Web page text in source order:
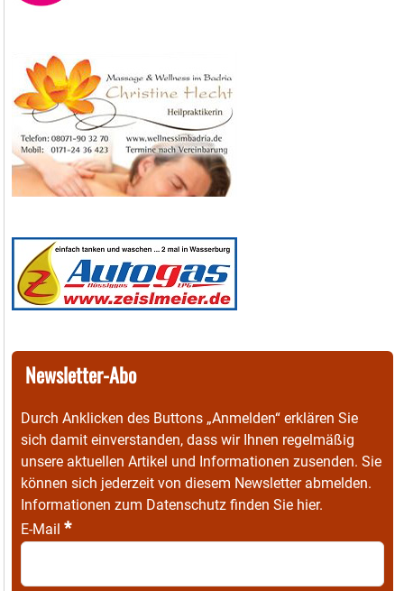
Newsletter-Abo
Durch Anklicken des Buttons „Anmelden“ erklären Sie
sich damit einverstanden, dass wir Ihnen regelmäßig
unsere aktuellen Artikel und Informationen zusenden. Sie
können sich jederzeit von diesem Newsletter abmelden.
Informationen zum Datenschutz finden Sie hier.
E-Mail *